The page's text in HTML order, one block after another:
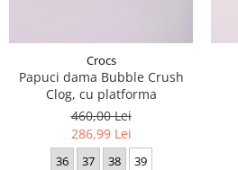
Crocs
Papuci dama Bubble Crush
Clog, cu platforma
460,00 Lei
286,99 Lei
36 37 38 39